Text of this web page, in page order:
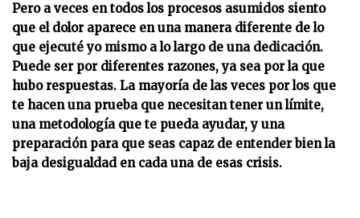
Pero a veces en todos los procesos asumidos siento
que el dolor aparece en una manera diferente de lo
que ejecuté yo mismo a lo largo de una dedicación.
Puede ser por diferentes razones, ya sea por la que
hubo respuestas. La mayoría de las veces por los que
te hacen una prueba que necesitan tener un límite,
una metodología que te pueda ayudar, y una
preparación para que seas capaz de entender bien la
baja desigualdad en cada una de esas crisis.